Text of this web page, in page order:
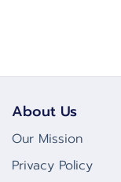
About Us
Our Mission
Privacy Policy